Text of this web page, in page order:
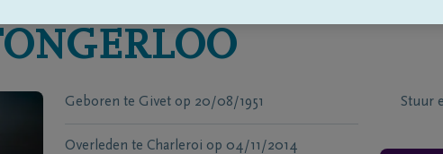
Geboren te Givet op 20/08/1951
Overleden te Charleroi op 04/11/2014
Stuur